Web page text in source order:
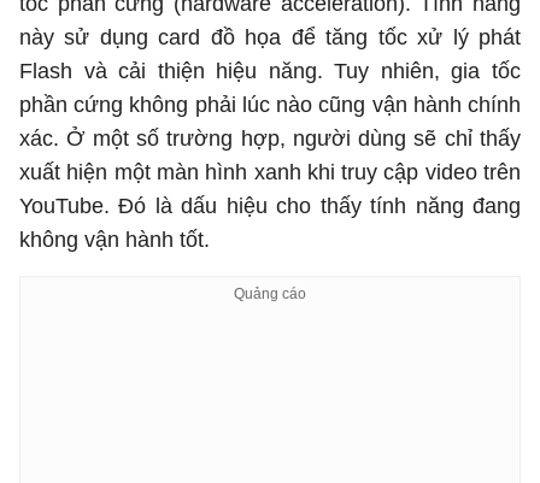
này sử dụng card đồ họa để tăng tốc xử lý phát
Flash và cải thiện hiệu năng. Tuy nhiên, gia tốc
phần cứng không phải lúc nào cũng vận hành chính
xác. Ở một số trường hợp, người dùng sẽ chỉ thấy
xuất hiện một màn hình xanh khi truy cập video trên
YouTube. Đó là dấu hiệu cho thấy tính năng đang
không vận hành tốt.